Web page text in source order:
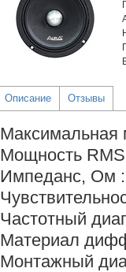
Описание Отзывы
Максимальная
Мощность
Импеданс, Ом
Частотный
Материал
Монтажный